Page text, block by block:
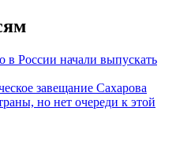
в России начали выпускать
завещание Сахарова
но нет очереди к этой